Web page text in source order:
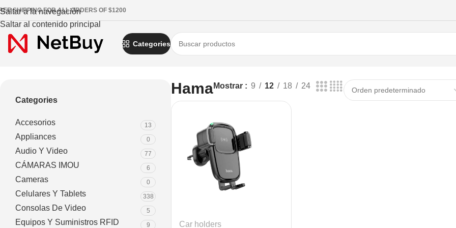
Saltar a la navegación
Saltar al contenido principal
SHIPPING FOR ALL ORDERS OF $1200
Categories
Categories
Accesorios 13
Appliances 0
Audio Y Video 77
CÁMARAS IMOU 6
Cameras 0
Celulares Y Tablets 338
Consolas De Video 5
Equipos Y Suministros RFID 9
HamaMostrar 9 12 18 24
Car holders